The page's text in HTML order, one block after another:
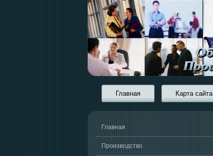
Главная Карта сайта
Главная
Производство